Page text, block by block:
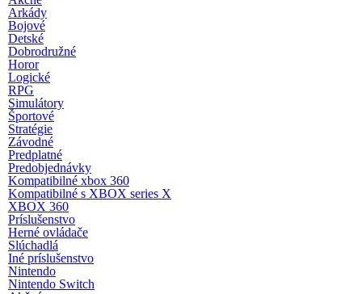
Arkády
Bojové
Detské
Dobrodružné
Horor
Logické
RPG
Simulátory
Športové
Stratégie
Závodné
Predplatné
Predobjednávky
Kompatibilné xbox 360
Kompatibilné s XBOX series X
XBOX 360
Príslušenstvo
Herné ovládače
Slúchadlá
Iné príslušenstvo
Nintendo
Nintendo Switch